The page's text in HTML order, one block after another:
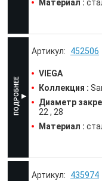
Материал :
452506
VIEGA
Коллекция :
Диаметр
22
28
Материал :
435974